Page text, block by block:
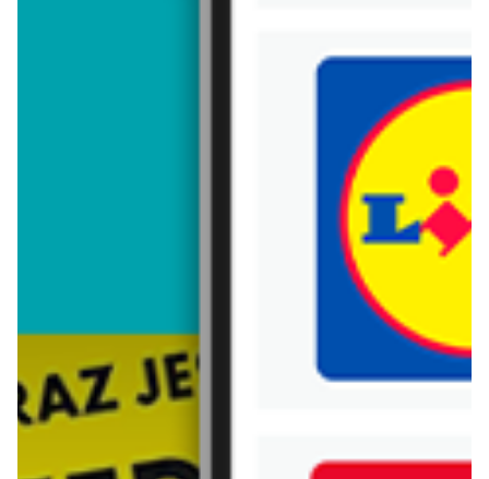
Trafiłeś na nieaktualną gazetkę
Zobacz aktualne gazetki Blix!
Zawartość dla osób